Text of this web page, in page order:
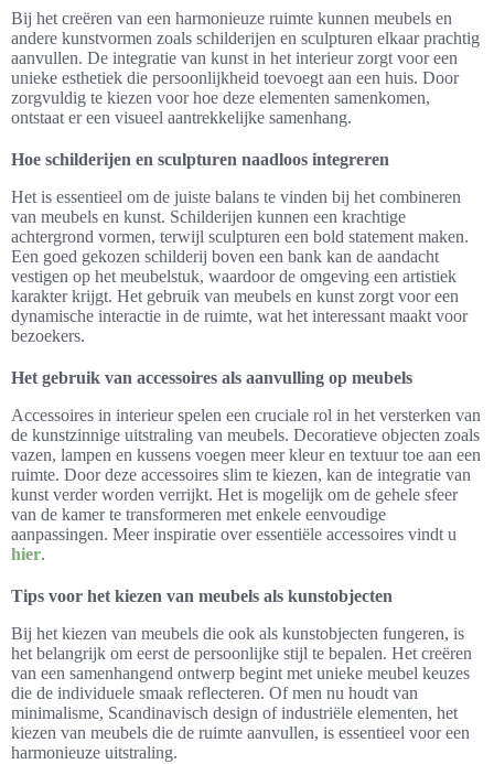
Bij het creëren van een harmonieuze ruimte kunnen meubels en
andere kunstvormen zoals schilderijen en sculpturen elkaar prachtig
aanvullen. De integratie van kunst in het interieur zorgt voor een
unieke esthetiek die persoonlijkheid toevoegt aan een huis. Door
zorgvuldig te kiezen voor hoe deze elementen samenkomen,
ontstaat er een visueel aantrekkelijke samenhang.
Hoe schilderijen en sculpturen naadloos integreren
Het is essentieel om de juiste balans te vinden bij het combineren
van meubels en kunst. Schilderijen kunnen een krachtige
achtergrond vormen, terwijl sculpturen een bold statement maken.
Een goed gekozen schilderij boven een bank kan de aandacht
vestigen op het meubelstuk, waardoor de omgeving een artistiek
karakter krijgt. Het gebruik van meubels en kunst zorgt voor een
dynamische interactie in de ruimte, wat het interessant maakt voor
bezoekers.
Het gebruik van accessoires als aanvulling op meubels
Accessoires in interieur spelen een cruciale rol in het versterken van
de kunstzinnige uitstraling van meubels. Decoratieve objecten zoals
vazen, lampen en kussens voegen meer kleur en textuur toe aan een
ruimte. Door deze accessoires slim te kiezen, kan de integratie van
kunst verder worden verrijkt. Het is mogelijk om de gehele sfeer
van de kamer te transformeren met enkele eenvoudige
aanpassingen. Meer inspiratie over essentiële accessoires vindt u
hier.
Tips voor het kiezen van meubels als kunstobjecten
Bij het kiezen van meubels die ook als kunstobjecten fungeren, is
het belangrijk om eerst de persoonlijke stijl te bepalen. Het creëren
van een samenhangend ontwerp begint met unieke meubel keuzes
die de individuele smaak reflecteren. Of men nu houdt van
minimalisme, Scandinavisch design of industriële elementen, het
kiezen van meubels die de ruimte aanvullen, is essentieel voor een
harmonieuze uitstraling.